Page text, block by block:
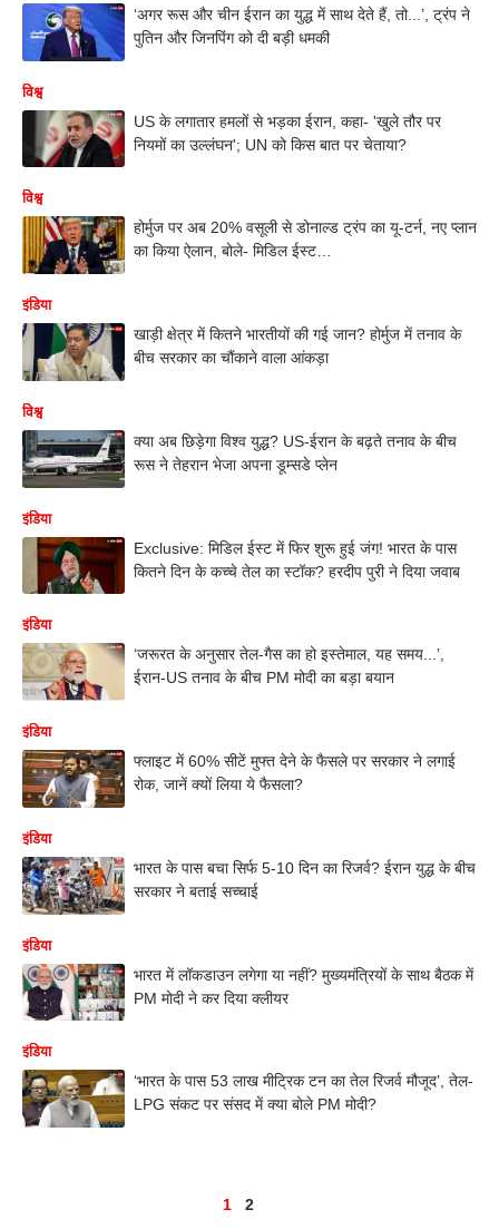
‘अगर रूस और चीन ईरान का युद्ध में साथ देते हैं, तो...’, ट्रंप ने
पुतिन और जिनपिंग को दी बड़ी धमकी
विश्व
US के लगातार हमलों से भड़का ईरान, कहा- 'खुले तौर पर
नियमों का उल्लंघन'; UN को किस बात पर चेताया?
विश्व
होर्मुज पर अब 20% वसूली से डोनाल्ड ट्रंप का यू-टर्न, नए प्लान
का किया ऐलान, बोले- मिडिल ईस्ट…
इंडिया
खाड़ी क्षेत्र में कितने भारतीयों की गई जान? होर्मुज में तनाव के
बीच सरकार का चौंकाने वाला आंकड़ा
विश्व
क्या अब छिड़ेगा विश्व युद्ध? US-ईरान के बढ़ते तनाव के बीच
रूस ने तेहरान भेजा अपना डूम्सडे प्लेन
इंडिया
Exclusive: मिडिल ईस्ट में फिर शुरू हुई जंग! भारत के पास
कितने दिन के कच्चे तेल का स्टॉक? हरदीप पुरी ने दिया जवाब
इंडिया
‘जरूरत के अनुसार तेल-गैस का हो इस्तेमाल, यह समय...’,
ईरान-US तनाव के बीच PM मोदी का बड़ा बयान
इंडिया
फ्लाइट में 60% सीटें मुफ्त देने के फैसले पर सरकार ने लगाई
रोक, जानें क्यों लिया ये फैसला?
इंडिया
भारत के पास बचा सिर्फ 5-10 दिन का रिजर्व? ईरान युद्ध के बीच
सरकार ने बताई सच्चाई
इंडिया
भारत में लॉकडाउन लगेगा या नहीं? मुख्यमंत्रियों के साथ बैठक में
PM मोदी ने कर दिया क्लीयर
इंडिया
‘भारत के पास 53 लाख मीट्रिक टन का तेल रिजर्व मौजूद’, तेल-
LPG संकट पर संसद में क्या बोले PM मोदी?
1 2